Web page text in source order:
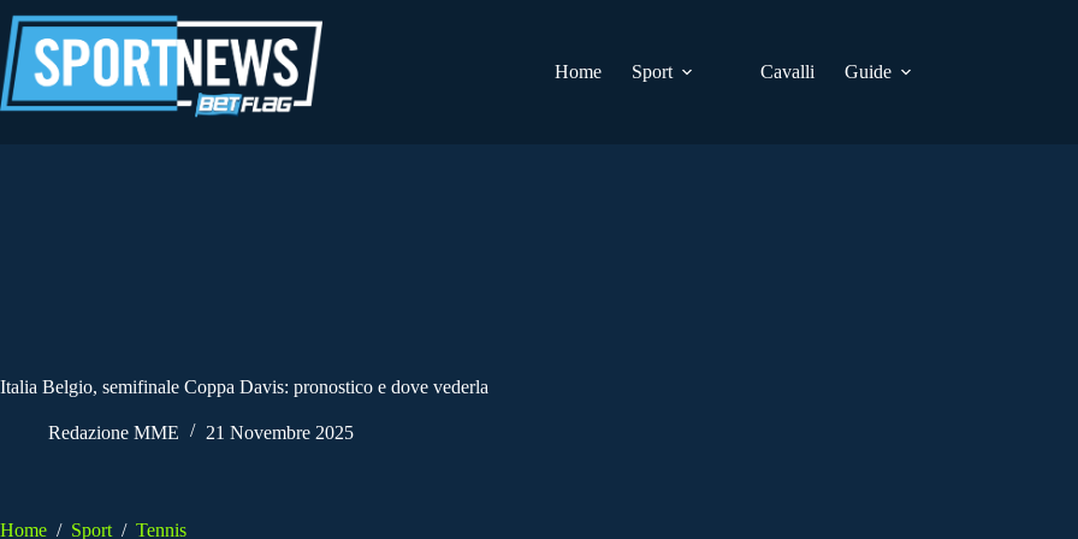
al
contenuto
Home
Sport Cavalli Guide
Italia Belgio, semifinale Coppa Davis: pronostico e dove vederla
Redazione MME 21 Novembre 2025
Home / Sport / Tennis